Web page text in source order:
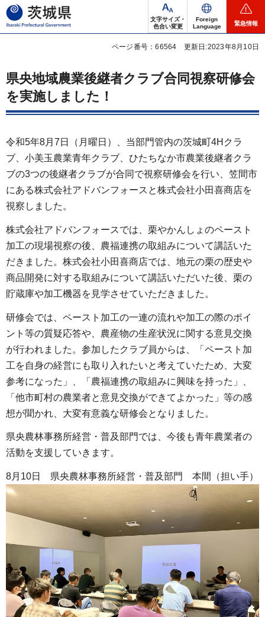
茨城県
文字サイズ・
色合い変更
Foreign
Language
緊急情報
ページ番号：66564 更新日:2023年8月10日
県央地域農業後継者クラブ合同視察研修会
を実施しました！
令和5年8月7日（月曜日）、当部門管内の茨城町4Hクラ
ブ、小美玉農業青年クラブ、ひたちなか市農業後継者クラ
ブの3つの後継者クラブが合同で視察研修会を行い、笠間市
にある株式会社アドバンフォースと株式会社小田喜商店を
視察しました。
株式会社アドバンフォースでは、栗やかんしょのペースト
加工の現場視察の後、農福連携の取組みについて講話いた
だきました。株式会社小田喜商店では、地元の栗の歴史や
商品開発に対する取組みについて講話いただいた後、栗の
貯蔵庫や加工機器を見学させていただきました。
研修会では、ペースト加工の一連の流れや加工の際のポイ
ント等の質疑応答や、農産物の生産状況に関する意見交換
が行われました。参加したクラブ員からは、「ペースト加
工を自身の経営にも取り入れたいと考えていたため、大変
参考になった」、「農福連携の取組みに興味を持った」、
「他市町村の農業者と意見交換ができてよかった」等の感
想が聞かれ、大変有意義な研修会となりました。
県央農林事務所経営・普及部門では、今後も青年農業者の
活動を支援していきます。
8月10日 県央農林事務所経営・普及部門 本間（担い手）